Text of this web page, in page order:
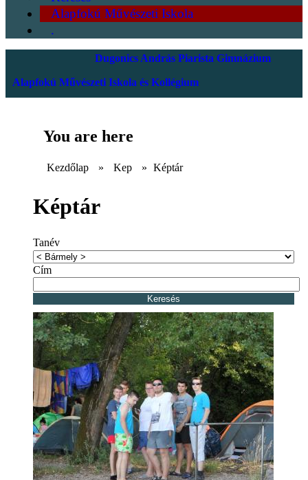
Alapfokú Művészeti Iskola
.
Dugonics András Piarista Gimnázium
Alapfokú Művészeti Iskola és Kollégium
You are here
Kezdőlap » Kep » Képtár
Képtár
Tanév
Cím